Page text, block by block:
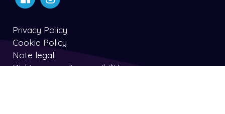
Privacy Policy
Cookie Policy
Note legali
Dichiarazone di accessibilità